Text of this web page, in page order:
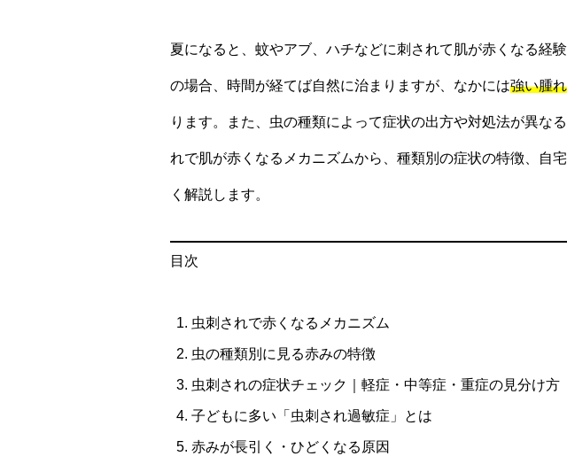
夏になると、蚊やアブ、ハチなどに刺されて肌が赤くなる経
の場合、時間が経てば自然に治まりますが、なかには強い腫
ります。また、虫の種類によって症状の出方や対処法が異な
れで肌が赤くなるメカニズムから、種類別の症状の特徴、自
く解説します。
目次
虫刺されで赤くなるメカニズム
虫の種類別に見る赤みの特徴
虫刺されの症状チェック｜軽症・中等症・重症の見分け方
子どもに多い「虫刺され過敏症」とは
赤みが長引く・ひどくなる原因